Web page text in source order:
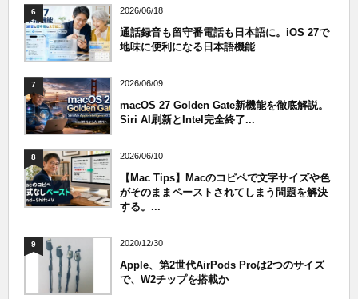
6 2026/06/18
通話録音も留守番電話も日本語に。iOS 27で
地味に便利になる日本語機能
7 2026/06/09
macOS 27 Golden Gate新機能を徹底解説。
Siri AI刷新とIntel完全終了...
8 2026/06/10
【Mac Tips】Macのコピペで文字サイズや色
がそのままペーストされてしまう問題を解決
する。...
9 2020/12/30
Apple、第2世代AirPods Proは2つのサイズ
で、W2チップを搭載か